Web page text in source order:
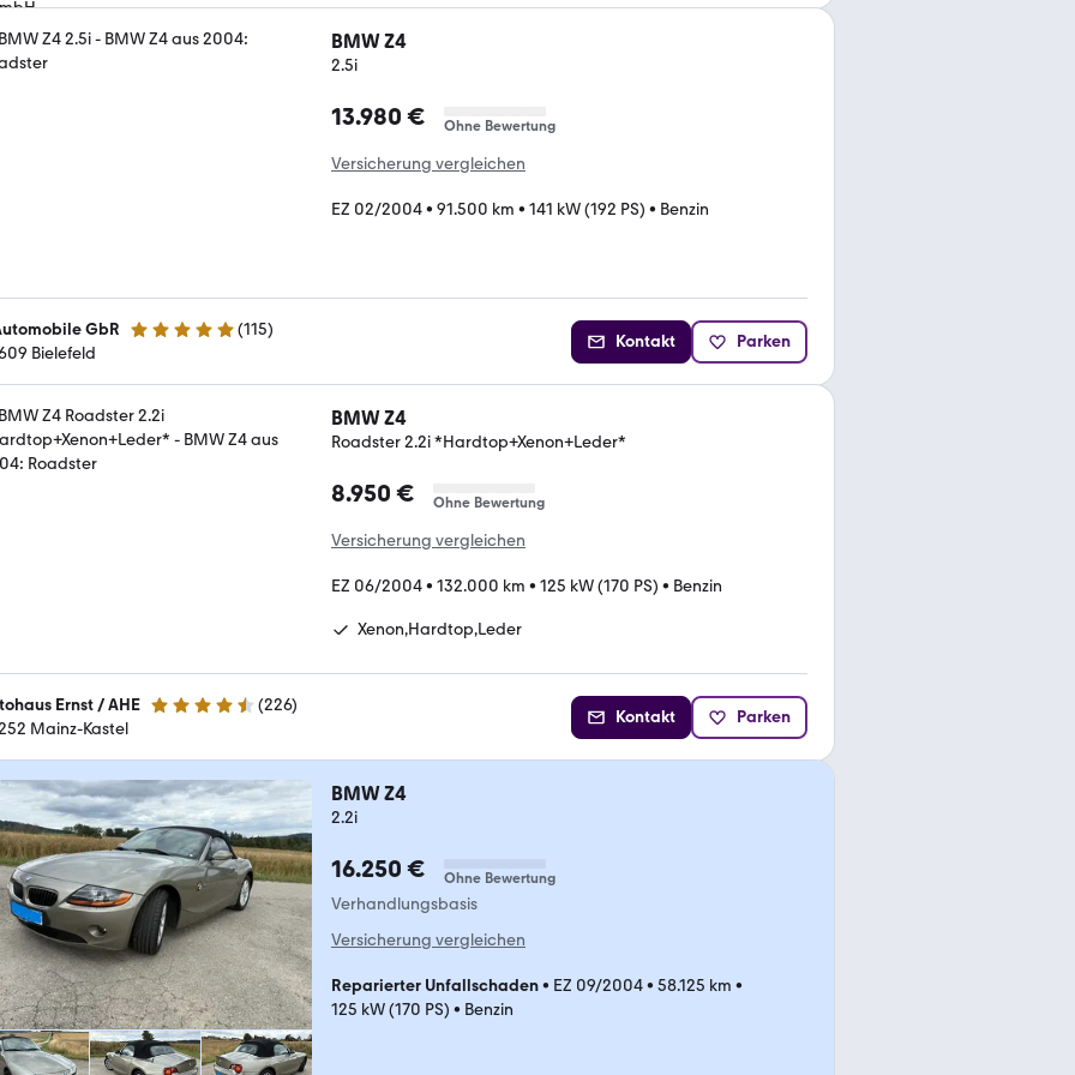
BMW Z4
2.5i
13.980 € Ohne Bewertung
Versicherung vergleichen
EZ 02/2004• 91.500 km • 141 kW (192 PS) • Benzin
GbR 5 Sterne (115)
Bielefeld
Kontakt Parken
BMW Z4
Roadster 2.2i *Hardtop+Xenon+Leder*
8.950 € Ohne Bewertung
Versicherung vergleichen
EZ 06/2004• 132.000 km • 125 kW (170 PS) • Benzin
Xenon,Hardtop,Leder
Ernst / AHE 4.6 Sterne (226)
Mainz-Kastel
Kontakt Parken
BMW Z4
2.2i
16.250 € Ohne Bewertung
Verhandlungsbasis
Versicherung vergleichen
Reparierter Unfallschaden• EZ 09/2004• 58.125 km •
125 kW (170 PS) • Benzin